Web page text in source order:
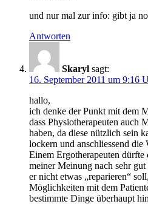
und nur mal zur info: gibt ja
Antworten
Skaryl sagt:
16. September 2011 um 9:16
hallo,
ich denke der Punkt mit dem
dass Physiotherapeuten auch
haben, da diese nützlich sein
lockern und anschliessend die
Einem Ergotherapeuten
meiner Meinung nach sehr
er nicht etwas „reparieren“
Möglichkeiten mit dem
bestimmte Dinge überhaupt